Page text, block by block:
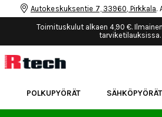
Autokeskuksentie 7, 33960, Pirkkala.
Toimituskulut alkaen 4,90 €.
tarviketilauksissa.
POLKUPYÖRÄT SÄHKÖPYÖRÄT